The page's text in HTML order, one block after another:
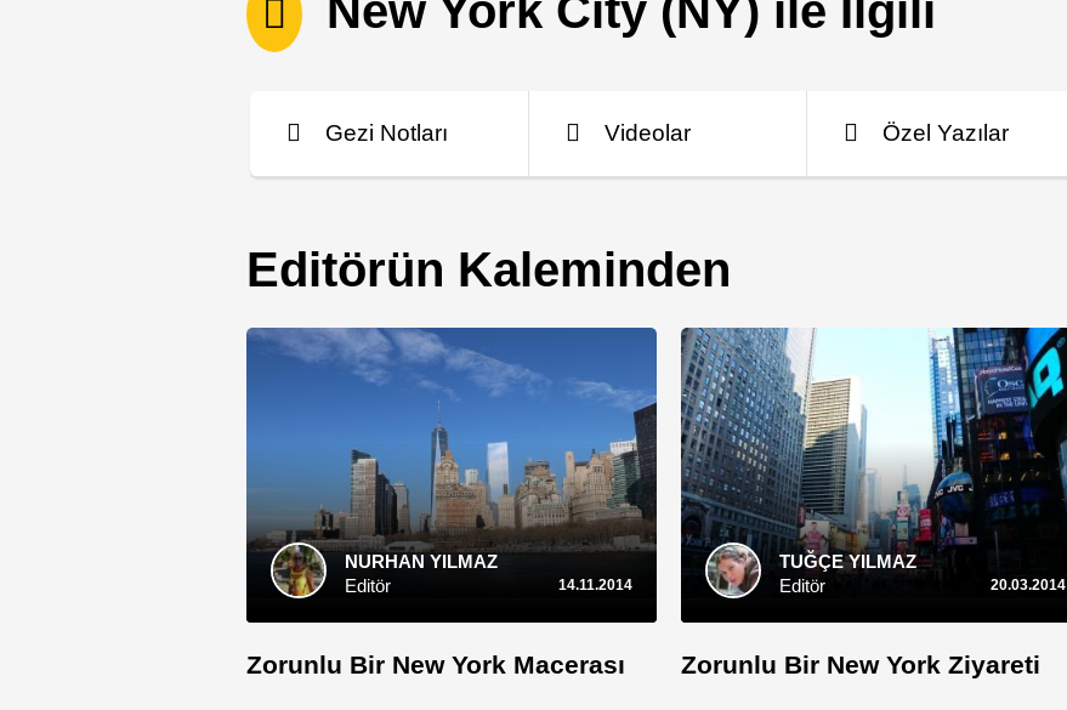
New York Faydalı Bilgiler
New York City (NY) ile İlgili
Gezi Notları Videolar Özel Yazılar
Editörün Kaleminden
NURHAN YILMAZ
Editör
14.11.2014
Zorunlu Bir New York Macerası
TUĞÇE YILMAZ
Editör
20.03.2014
Zorunlu Bir New York Ziyareti